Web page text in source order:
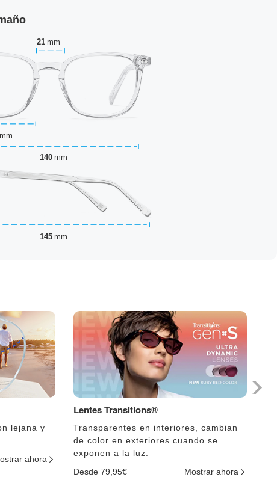
21 mm
mm
140 mm
145 mm
lejana y
ahora
Lentes Transitions®
Transparentes en interiores, cambian
de color en exteriores cuando se
exponen a la luz.
Desde 79,95€
Mostrar ahora